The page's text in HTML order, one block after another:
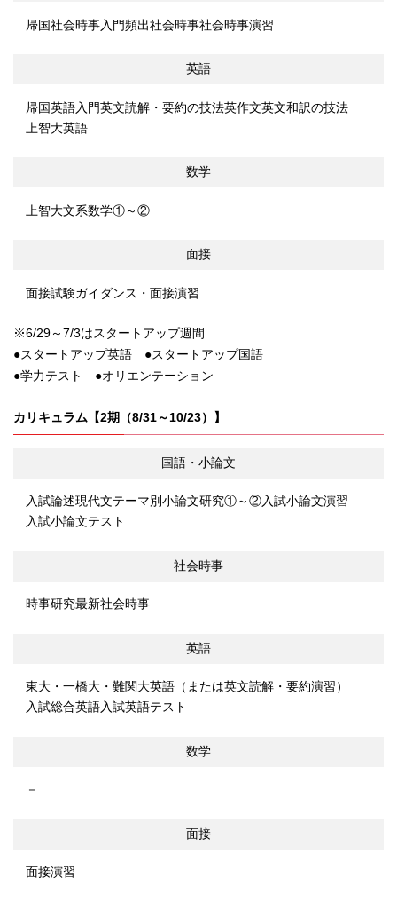
帰国社会時事入門頻出社会時事社会時事演習
英語
帰国英語入門英文読解・要約の技法英作文英文和訳の技法
上智大英語
数学
上智大文系数学①～②
面接
面接試験ガイダンス・面接演習
※6/29～7/3はスタートアップ週間
●スタートアップ英語 ●スタートアップ国語
●学力テスト ●オリエンテーション
カリキュラム【2期（8/31～10/23）】
国語・小論文
入試論述現代文テーマ別小論文研究①～②入試小論文演習
入試小論文テスト
社会時事
時事研究最新社会時事
英語
東大・一橋大・難関大英語（または英文読解・要約演習）
入試総合英語入試英語テスト
数学
－
面接
面接演習